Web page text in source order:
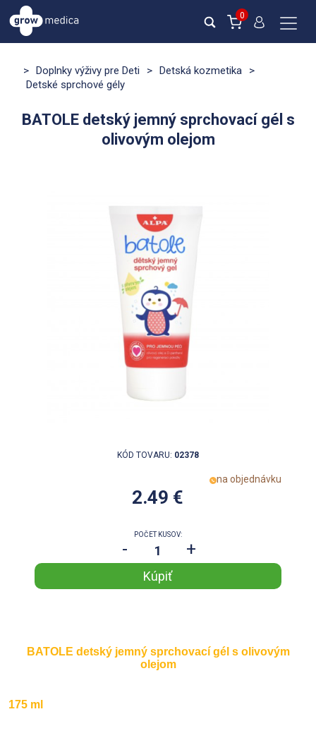
0
> Doplnky výživy pre Deti > Detská kozmetika
>
Detské sprchové gély
BATOLE detský jemný sprchovací gél s
olivovým olejom
KÓD TOVARU: 02378
na objednávku
2.49 €
POČET KUSOV:
- +
BATOLE detský jemný sprchovací gél s olivovým
olejom
175 ml